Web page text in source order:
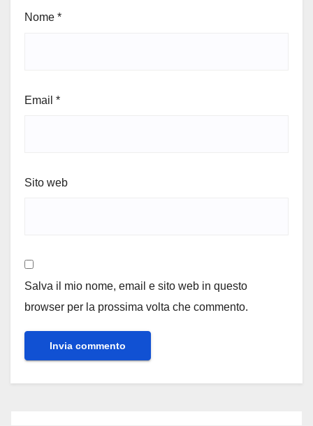
Nome *
Email *
Sito web
Salva il mio nome, email e sito web in questo
browser per la prossima volta che commento.